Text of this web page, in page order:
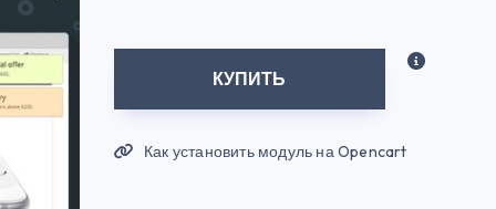
КУПИТЬ
Как установить модуль на Opencart